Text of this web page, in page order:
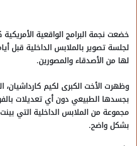
خضعت نجمة البرامج الواقعية الأمريكية
لجلسة تصوير بالملابس الداخلية قبل
لها من الأصدقاء والمصورين.
بجسدها الطبيعي دون أي تعديلات
مجموعة من الملابس الداخلية التي
بشكل واضح.